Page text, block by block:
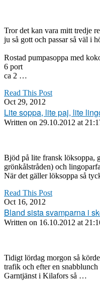
Tror det kan vara mitt tredje
ju så gott och passar så väl i
Rostad pumpasoppa med
6 port
ca 2 …
Read This Post
Oct 29, 2012
Lite soppa, lite paj, lite
Written on 29.10.2012 at
Bjöd på lite fransk löksoppa,
grönkålstråden) och
När det gäller löksoppa så
Read This Post
Oct 16, 2012
Bland sista svamparna i
Written on 16.10.2012 at
Tidigt lördag morgon så
trafik och efter en
Garntjänst i Kilafors så …